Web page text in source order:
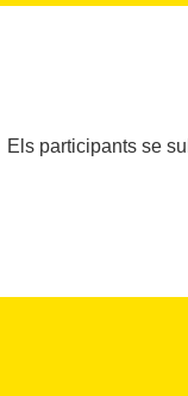
Els participants se